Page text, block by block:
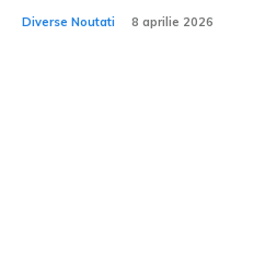
Diverse Noutati 8 aprilie 2026